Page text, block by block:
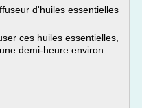
d'huiles essentielles
ces huiles essentielles,
demi-heure environ